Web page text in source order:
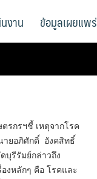
งาน ข้อมูลเผยแพร่
รกรฯชี้ เหตุจากโรค
ยอภิศักดิ์ อังคสิทธิ์
บุรีรัมย์กล่าวถึง
งหลักๆ คือ โรคและ